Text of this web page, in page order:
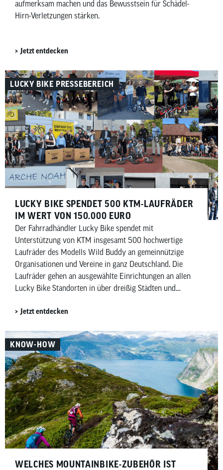
aufmerksam machen und das Bewusstsein für Schädel-
Hirn-Verletzungen stärken.
Jetzt entdecken
LUCKY BIKE PRESSEBEREICH
LUCKY BIKE SPENDET 500 KTM-LAUFRÄDER
IM WERT VON 150.000 EURO
Der Fahrradhändler Lucky Bike spendet mit
Unterstützung von KTM insgesamt 500 hochwertige
Laufräder des Modells Wild Buddy an gemeinnützige
Organisationen und Vereine in ganz Deutschland. Die
Laufräder gehen an ausgewählte Einrichtungen an allen
Lucky Bike Standorten in über dreißig Städten und
Darin enthalten sind auch hundert Laufräder für das
Neuer Kids Foundation.
Jetzt entdecken
KNOW-HOW
WELCHES MOUNTAINBIKE-ZUBEHÖR IST